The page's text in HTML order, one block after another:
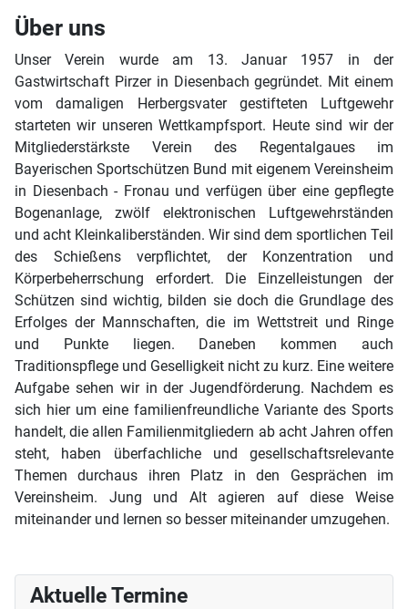
Über uns
Unser Verein wurde am 13. Januar 1957 in der
Gastwirtschaft Pirzer in Diesenbach gegründet. Mit einem
vom damaligen Herbergsvater gestifteten Luftgewehr
starteten wir unseren Wettkampfsport. Heute sind wir der
Mitgliederstärkste Verein des Regentalgaues im
Bayerischen Sportschützen Bund mit eigenem Vereinsheim
in Diesenbach - Fronau und verfügen über eine gepflegte
Bogenanlage, zwölf elektronischen Luftgewehrständen
und acht Kleinkaliberständen. Wir sind dem sportlichen Teil
des Schießens verpflichtet, der Konzentration und
Körperbeherrschung erfordert. Die Einzelleistungen der
Schützen sind wichtig, bilden sie doch die Grundlage des
Erfolges der Mannschaften, die im Wettstreit und Ringe
und Punkte liegen. Daneben kommen auch
Traditionspflege und Geselligkeit nicht zu kurz. Eine weitere
Aufgabe sehen wir in der Jugendförderung. Nachdem es
sich hier um eine familienfreundliche Variante des Sports
handelt, die allen Familienmitgliedern ab acht Jahren offen
steht, haben überfachliche und gesellschaftsrelevante
Themen durchaus ihren Platz in den Gesprächen im
Vereinsheim. Jung und Alt agieren auf diese Weise
miteinander und lernen so besser miteinander umzugehen.
Aktuelle Termine